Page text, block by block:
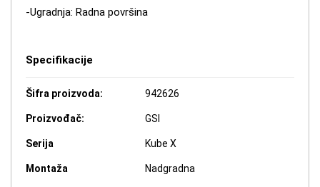
-Ugradnja: Radna površina
Specifikacije
Šifra proizvoda: 942626
Proizvođač: GSI
Serija Kube X
Montaža Nadgradna